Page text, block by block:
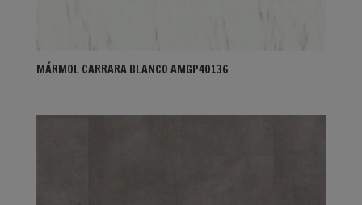
MÁRMOL CARRARA BLANCO AMGP40136